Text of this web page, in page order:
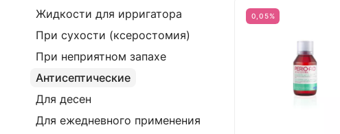
0,05%
Жидкости для ирригатора
При сухости (ксеростомия)
При неприятном запахе
Антисептические
Для десен
Для ежедневного применения